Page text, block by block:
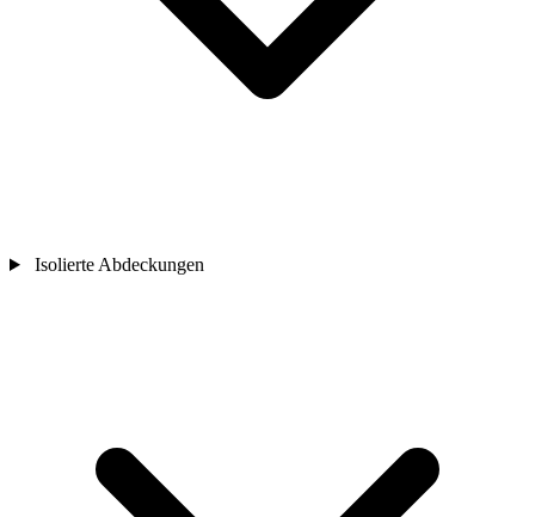
Isolierte Abdeckungen